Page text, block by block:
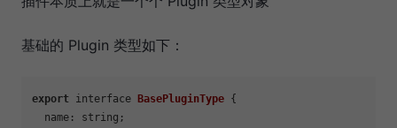
基础的 Plugin 类型如下：
export interface BasePluginType {
name : string;